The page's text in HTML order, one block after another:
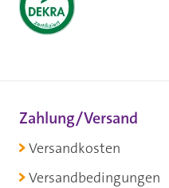
Zahlung/Versand
Versandkosten
Versandbedingungen